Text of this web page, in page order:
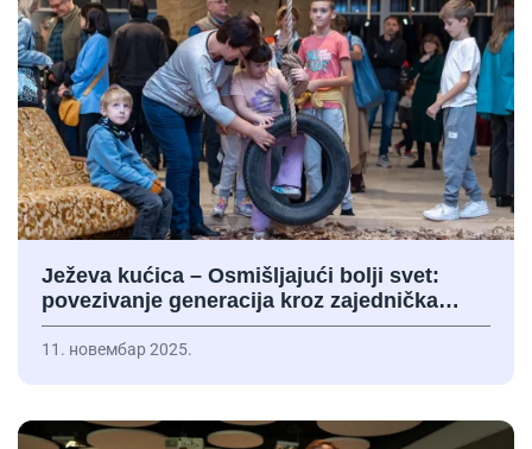
Ježeva kućica – Osmišljajući bolji svet:
povezivanje generacija kroz zajednička…
11. новембар 2025.